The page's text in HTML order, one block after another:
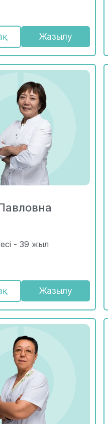
Жазылу
- 39 жыл
Жазылу